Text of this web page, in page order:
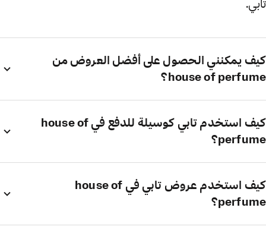
تابي.
كيف يمكنني الحصول على أفضل العروض من
house of perfume؟
كيف استخدم تابي كوسيلة للدفع في house of
perfume؟
كيف استخدم عروض تابي في house of
perfume؟